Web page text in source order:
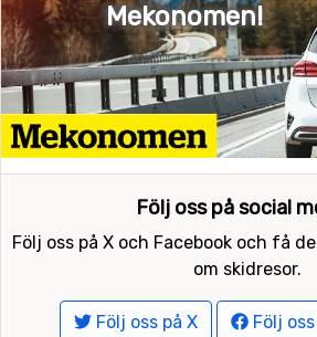
Mekonomen!
Följ oss på social
Följ oss på X och Facebook och få
om skidresor.
Följ oss på X Följ oss